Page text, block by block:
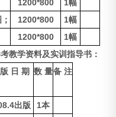
1200*800
1幅
1200*800
1幅
1200*800
1幅
教学资料及实训指导书：
日 期 数 量备 注
出版
1本